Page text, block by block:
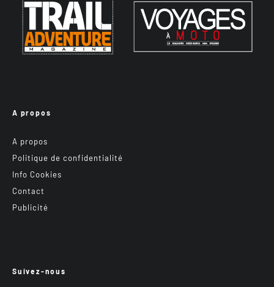
A propos
A propos
Politique de confidentialité
Info Cookies
Contact
Publicité
Suivez-nous